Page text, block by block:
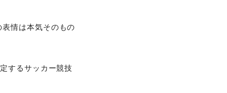
情は本気そのもの
するサッカー競技